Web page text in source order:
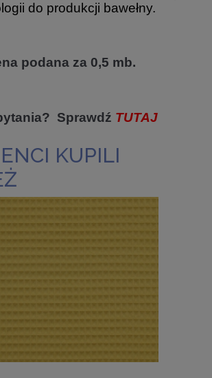
do produkcji bawełny.
podana za 0,5 mb.
Sprawdź TUTAJ
KUPILI